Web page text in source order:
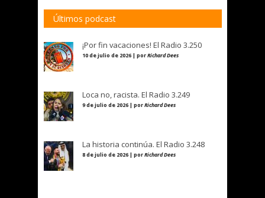
Últimos podcast
¡Por fin vacaciones! El Radio 3.250
10 de julio de 2026 | porRichard Dees
Loca no, racista. El Radio 3.249
9 de julio de 2026 | porRichard Dees
La historia continúa. El Radio 3.248
8 de julio de 2026 | porRichard Dees